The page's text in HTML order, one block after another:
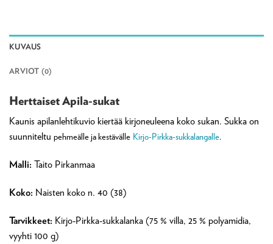
KUVAUS
ARVIOT (0)
Herttaiset Apila-sukat
Kaunis apilanlehtikuvio kiertää kirjoneuleena koko sukan. Sukka on
suunniteltu pehmeälle ja kestävälle Kirjo-Pirkka-sukkalangalle.
Malli: Taito Pirkanmaa
Koko: Naisten koko n. 40 (38)
Tarvikkeet: Kirjo-Pirkka-sukkalanka (75 % villa, 25 % polyamidia,
vyyhti 100 g)